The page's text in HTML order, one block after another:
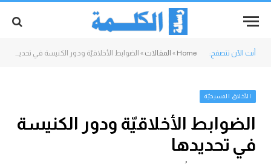
أنت الآن تتصفح: Home
» المقالات » الضوابط الأخلاقيّة ودور الكنيسة في تحديدها
الأخلاق المسيحيّة
الضوابط الأخلاقيّة ودور الكنيسة
في تحديدها